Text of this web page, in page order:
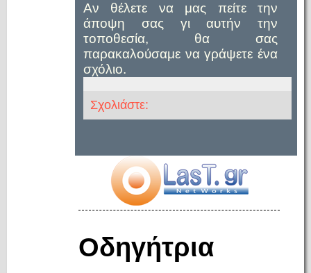
Αν θέλετε να μας πείτε την
άποψη σας γι αυτήν την
τοποθεσία, θα σας
παρακαλούσαμε να γράψετε ένα
σχόλιο.
Σχολιάστε:
Οδηγήτρια